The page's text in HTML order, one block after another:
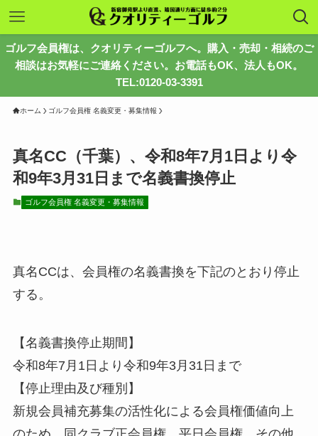
ゴルフ会員権は、クオリティーゴルフへ。購入・売却・相続のご
相談はお気軽にご連絡ください。お電話もOK、法人もOK。
TEL:0120-03-3391
ホーム ゴルフ会員権 名義変更・募集情報
真名CC（千葉）、令和8年7月1日より令
和9年3月31日まで名義書換停止
ゴルフ会員権 名義変更・募集情報
真名CCは、会員権の名義書換を下記のとおり停止
する。
【名義書換停止期間】
令和8年7月1日より令和9年3月31日まで
【停止理由及び種別】
新規会員補充募集の活性化による会員権価値向上